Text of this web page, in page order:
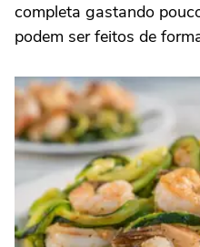
completa gastando
podem ser feitos de